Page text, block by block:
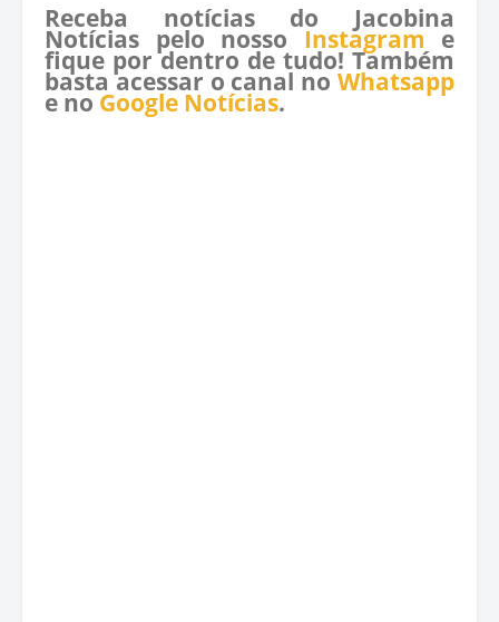
Receba notícias do Jacobina
Notícias pelo nosso Instagram e
fique por dentro de tudo! Também
basta acessar o canal no Whatsapp
e no Google Notícias.